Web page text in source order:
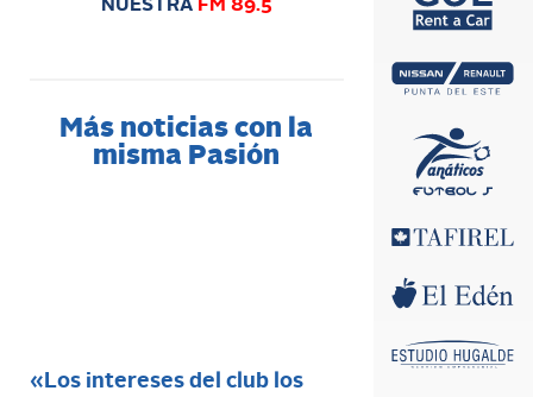
NUESTRA FM 89.5
Más noticias con la
misma Pasión
«Los intereses del club los